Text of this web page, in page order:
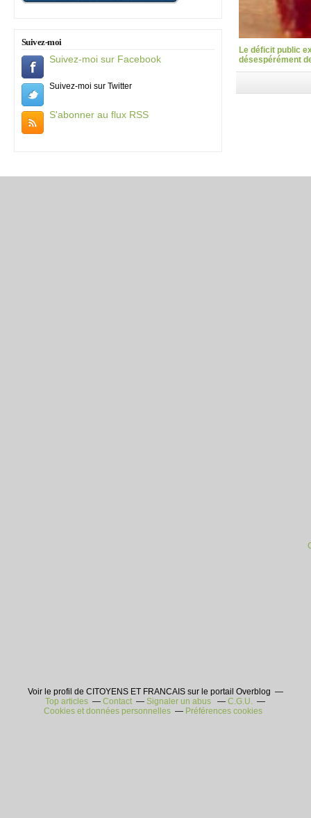
Suivez-moi
Suivez-moi sur Facebook
Suivez-moi sur Twitter
S'abonner au flux RSS
Le déficit public
désespérément
Voir le profil de CITOYENS ET FRANCAIS sur le portail Overblog
Top articles
Contact Signaler un abus
C.G.U.
Cookies et données personnelles
Préférences cookies